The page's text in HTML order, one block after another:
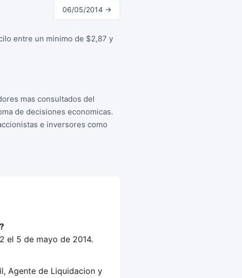
06/05/2014 →
entre un minimo de $2,87 y
mas consultados del
de decisiones economicas.
e inversores como
el 5 de mayo de 2014.
Agente de Liquidacion y